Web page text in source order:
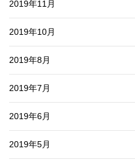
2019年11月
2019年10月
2019年8月
2019年7月
2019年6月
2019年5月